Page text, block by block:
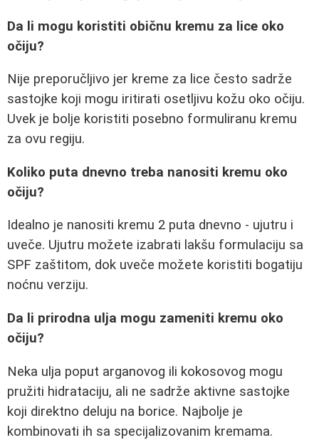
Da li mogu koristiti običnu kremu za lice oko
očiju?
Nije preporučljivo jer kreme za lice često sadrže
sastojke koji mogu iritirati osetljivu kožu oko očiju.
Uvek je bolje koristiti posebno formuliranu kremu
za ovu regiju.
Koliko puta dnevno treba nanositi kremu oko
očiju?
Idealno je nanositi kremu 2 puta dnevno - ujutru i
uveče. Ujutru možete izabrati lakšu formulaciju sa
SPF zaštitom, dok uveče možete koristiti bogatiju
noćnu verziju.
Da li prirodna ulja mogu zameniti kremu oko
očiju?
Neka ulja poput arganovog ili kokosovog mogu
pružiti hidrataciju, ali ne sadrže aktivne sastojke
koji direktno deluju na borice. Najbolje je
kombinovati ih sa specijalizovanim kremama.